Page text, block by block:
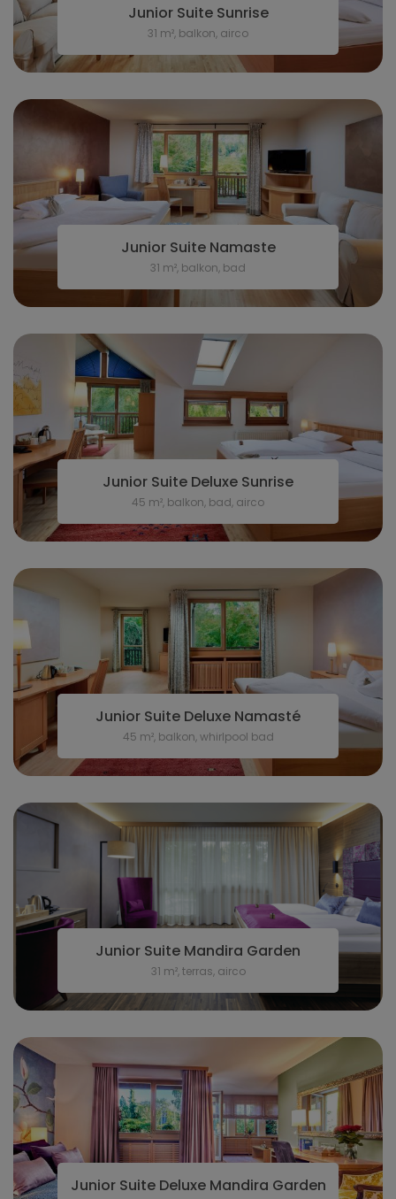
Junior Suite Sunrise
31 m², balkon, airco
Junior Suite Namaste
31 m², balkon, bad
Junior Suite Deluxe Sunrise
45 m², balkon, bad, airco
Junior Suite Deluxe Namasté
45 m², balkon, whirlpool bad
Junior Suite Mandira Garden
31 m², terras, airco
Junior Suite Deluxe Mandira Garden